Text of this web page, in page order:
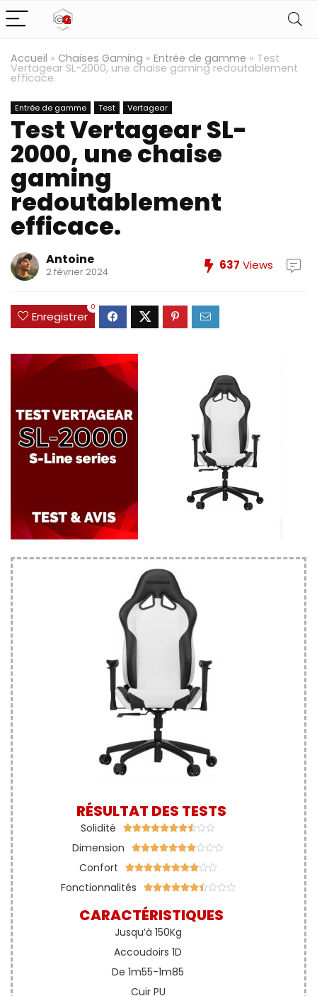
Accueil » Chaises Gaming » Entrée de gamme » Test
Vertagear SL-2000, une chaise gaming redoutablement
efficace.
Entrée de gamme Test Vertagear
Test Vertagear SL-
2000, une chaise
gaming
redoutablement
efficace.
Antoine
2 février 2024 637 Views
Enregistrer
0
RÉSULTAT DES TESTS
Solidité 
Dimension 
Confort 
Fonctionnalités 
CARACTÉRISTIQUES
Jusqu’à 150Kg
Accoudoirs 1D
De 1m55-1m85
Cuir PU